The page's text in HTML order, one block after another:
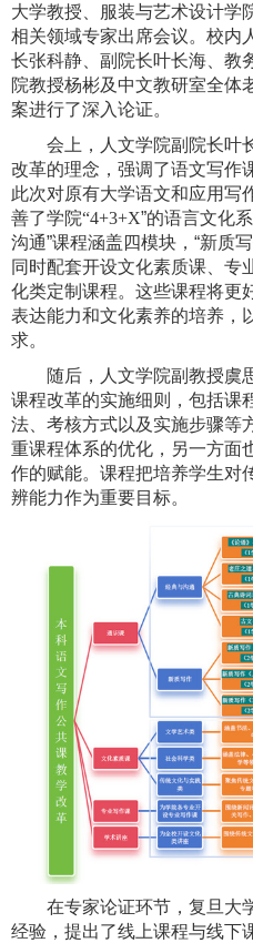
大学教授、服装与艺术设计学
相关领域专家出席会议。校内
长张科静、副院长叶长海、教
院教授杨彬及 中文教研室全体
案进行了深入论证。
会上，人文学院副院长叶
改革的理念， 强调了语文写作
此次对原有大学语文和应用写
善了学院“4+3+X”的语言文化
沟通”课程涵盖四模块，“新质
同时配套开设文化素质课、专
化类定制课程。这些课程将更
表达能力和文化素养的培养 ，
求。
随后，人文学院副教授虞
课程改革的实施细则，包括课
法、考核方式以及实施步骤等
重课程体系的优化， 另一方面
作的赋能。课程把培养学生对
辨能力作为重要目标。
在专家论证环节，复旦大
经验，提出了线上课程与线下